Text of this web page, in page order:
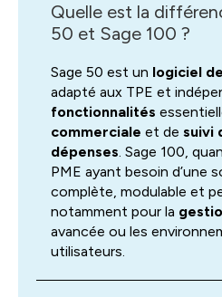
Quelle est la
50 et Sage 100 ?
Sage 50 est un logiciel
adapté aux TPE et
fonctionnalités
commerciale et de suivi
dépenses. Sage 100,
PME ayant besoin d’une
complète, modulable et
notamment pour la
avancée ou les
utilisateurs.